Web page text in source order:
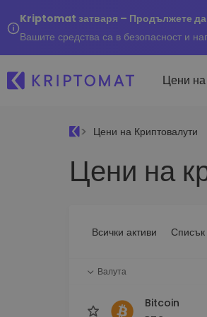
Kriptomat затваря – Продължете да
Вашите средства са в безопасност и
Цени на
Всички цени
Над 300+ криптовалути
инвестиране
Цени на Криптовалути
Цени на
Всички активи
Валута
Bitcoin